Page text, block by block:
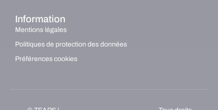
Information
Mentions légales
Politiques de protection des données
Préférences cookies